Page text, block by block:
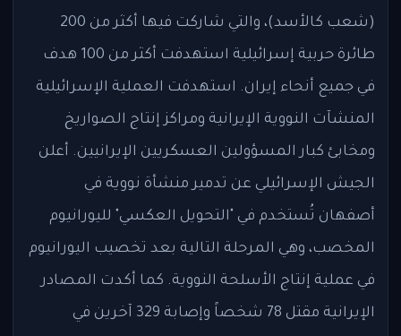
(شعب كالأسد)، والتي شاركت فيها أكثر من 200
طائرة حربية إسرائيلية استهدفت أكثر من 100 هدف
في جميع أنحاء إيران. استهدفت العملية الإسرائيلية
المنشآت النووية الإيرانية ومراكز إنتاج الصواريخ
ومخابئ كبار المسؤولين العسكريين الإيرانيين. أعلن
الجيش الإسرائيلي عن تدمير منشأة نووية في
أصفهان تُستخدم في "التحويل العكسي" لليورانيوم
المخصب، وهي المرحلة التالية بعد تخصيب اليورانيوم
في عملية إنتاج الأسلحة النووية. كما أكدت المصادر
الإيرانية مقتل 78 شخصاً وإصابة 329 آخرين في